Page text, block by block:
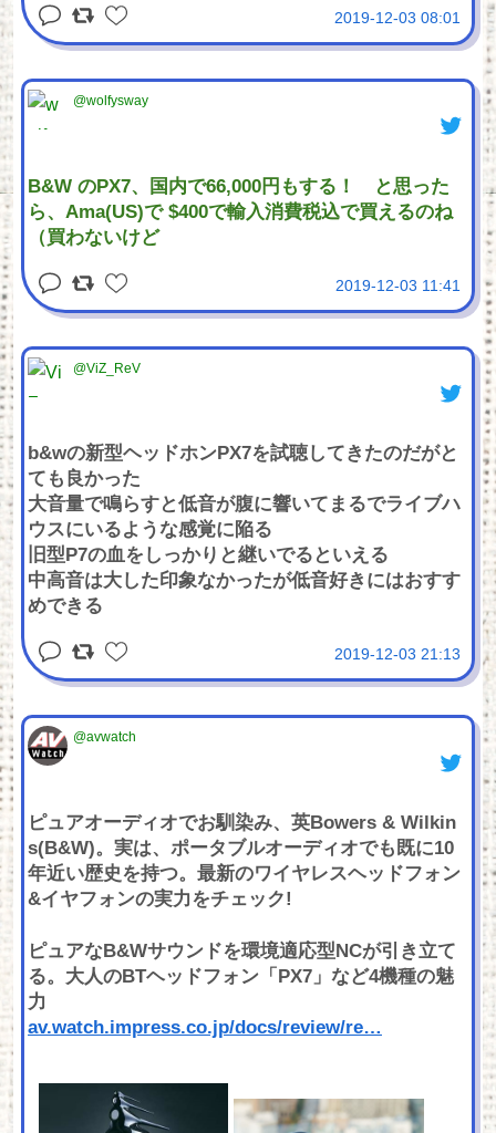
2019-12-03 08:01
@wolfysway
B&W のPX7、国内で66,000円もする！ と思った
ら、Ama(US)で $400で輸入消費税込で買えるのね
（買わないけど
2019-12-03 11:41
@ViZ_ReV
b&wの新型ヘッドホンPX7を試聴してきたのだがと
ても良かった
大音量で鳴らすと低音が腹に響いてまるでライブハ
ウスにいるような感覚に陥る
旧型P7の血をしっかりと継いでるといえる
中高音は大した印象なかったが低音好きにはおすす
めできる
2019-12-03 21:13
@avwatch
ピュアオーディオでお馴染み、英Bowers & Wilkin
s(B&W)。実は、ポータブルオーディオでも既に10
年近い歴史を持つ。最新のワイヤレスヘッドフォン
&イヤフォンの実力をチェック!
ピュアなB&Wサウンドを環境適応型NCが引き立て
る。大人のBTヘッドフォン「PX7」など4機種の魅
力
av.watch.impress.co.jp/docs/review/re…